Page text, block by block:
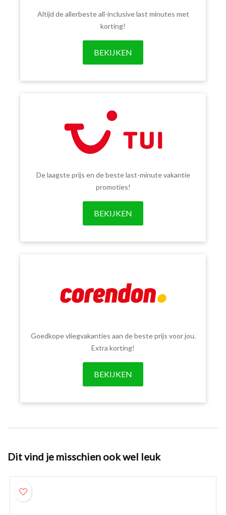
Altijd de allerbeste all-inclusive last minutes met
korting!
BEKIJKEN
De laagste prijs en de beste last-minute vakantie
promoties!
BEKIJKEN
Goedkope vliegvakanties aan de beste prijs voor jou.
Extra korting!
BEKIJKEN
Dit vind je misschien ook wel leuk